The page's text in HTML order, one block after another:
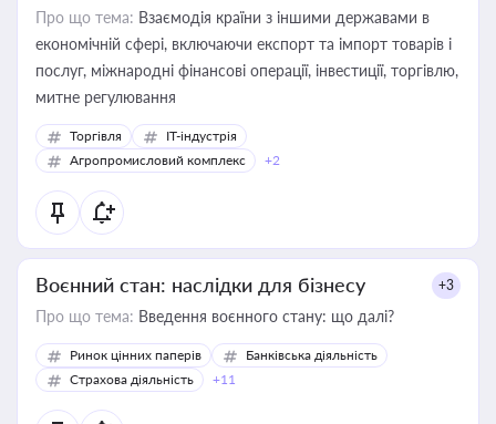
Про що тема: Взаємодія країни з іншими державами в
економічній сфері, включаючи експорт та імпорт товарів і
послуг, міжнародні фінансові операції, інвестиції, торгівлю,
митне регулювання
Торгівля
IT-індустрія
Агропромисловий комплекс
+2
Воєнний стан: наслідки для бізнесу +3
Про що тема: Введення воєнного стану: що далі?
Ринок цінних паперів
Банківська діяльність
Страхова діяльність
+11